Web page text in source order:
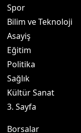
Spor
Bilim ve Teknoloji
Asayiş
Eğitim
Politika
Sağlık
Kültür Sanat
3. Sayfa
Borsalar